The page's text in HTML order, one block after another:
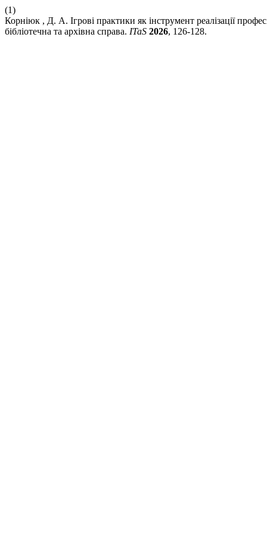
(1)
Корніюк , Д. А. Ігрові практики як інструмент реалізації
бібліотечна та архівна справа. ITaS 2026, 126-128.